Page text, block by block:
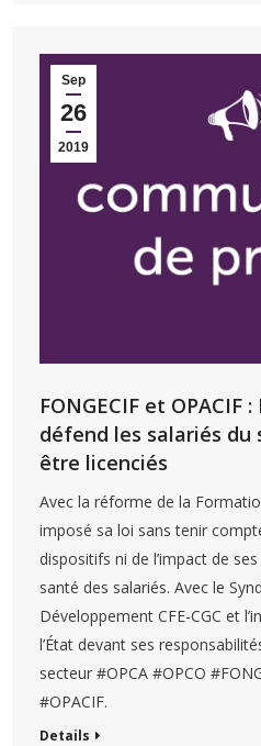
Sep
26
2019
FONGECIF et OPACIF :
défend les salariés du
être licenciés
Avec la réforme de la
imposé sa loi sans tenir
dispositifs ni de l’impact de
santé des salariés. Avec le
Développement CFE-CGC et
l’État devant ses
secteur #OPCA #OPCO
#OPACIF.
Details